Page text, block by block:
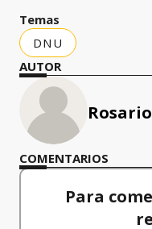
Temas
DNU
AUTOR
COMENTARIOS
Para